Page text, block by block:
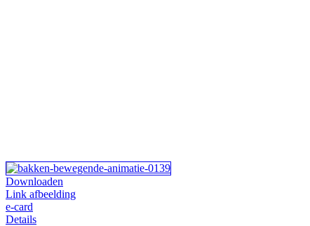
Downloaden
Link afbeelding
e-card
Details